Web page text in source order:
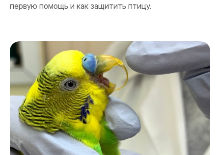
первую помощь и как защитить птицу.